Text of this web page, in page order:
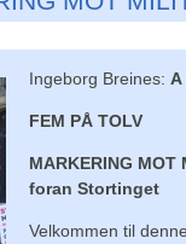
Ingeborg Breines:A
FEM PÅ TOLV
MARKERING MOT
foran Stortinget
Velkommen til